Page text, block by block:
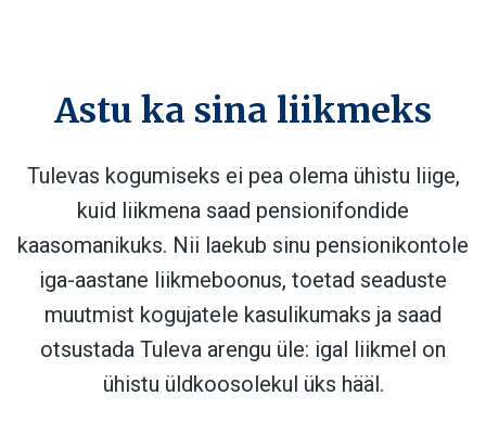
Astu ka sina liikmeks
Tulevas kogumiseks ei pea olema ühistu liige,
kuid liikmena saad pensionifondide
kaasomanikuks. Nii laekub sinu pensionikontole
iga-aastane liikmeboonus, toetad seaduste
muutmist kogujatele kasulikumaks ja saad
otsustada Tuleva arengu üle: igal liikmel on
ühistu üldkoosolekul üks hääl.